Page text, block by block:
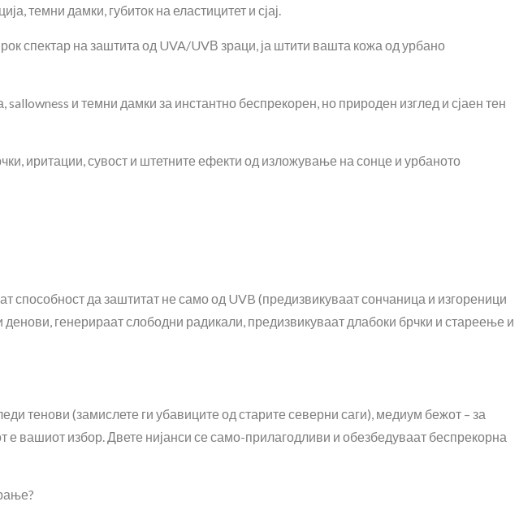
темни дамки, губиток на еластицитет и сјај.
спектар на заштита од UVA/UVВ зраци, ја штити вашта кожа од урбано
и темни дамки за инстантно беспрекорен, но природен изглед и сјаен тен
иритации, сувост и штетните ефекти од изложување на сонце и урбаното
способност да заштитат не само од UVB (предизвикуваат сончаница и изгореници
генерираат слободни радикали, предизвикуваат длабоки брчки и стареење и
тенови (замислете ги убавиците од старите северни саги), медиум бежот – за
вашиот избор. Двете нијанси се само-прилагодливи и обезбедуваат беспрекорна